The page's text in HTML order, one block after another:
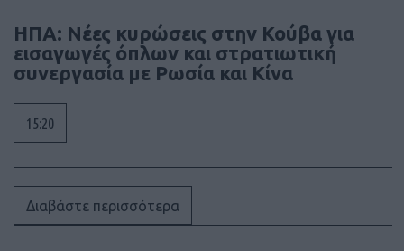
ΗΠΑ: Νέες κυρώσεις στην Κούβα για
εισαγωγές όπλων και στρατιωτική
συνεργασία με Ρωσία και Κίνα
15:20
Διαβάστε περισσότερα